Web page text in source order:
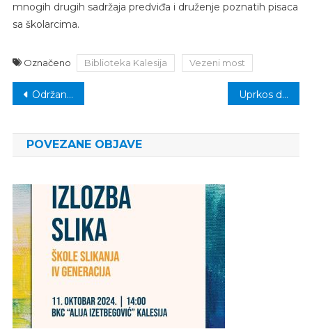
mnogih drugih sadržaja predviđa i druženje poznatih pisaca
sa školarcima.
Označeno Biblioteka Kalesija Vezeni most
Navigacija
Održan 16. Sajam ekološki zdrave hrane, tradicionalnih proizvoda i turizma Uprkos dobroj igri odbojkaši Bosne poraženi u Modriči
POVEZANE OBJAVE